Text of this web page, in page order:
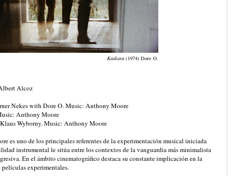
Kaskara (1974) Dore O.
Alcoz
Nekes with Dore O. Music: Anthony Moore
Anthony Moore
Wyborny. Music: Anthony Moore
es uno de los principales referentes de la experimentación musical iniciada
instrumental le sitúa entre los contextos de la vanguardia más minimalista
En el ámbito cinematográfico destaca su constante implicación en la
películas experimentales.